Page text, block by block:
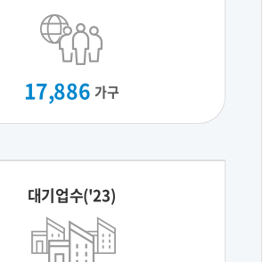
17,886 가구
대기업수('23)